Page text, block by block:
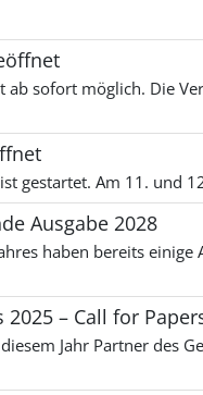
sofort möglich. Die
gestartet. Am 11.
Ausgabe 2028
haben bereits
– Call for
Jahr Partner des